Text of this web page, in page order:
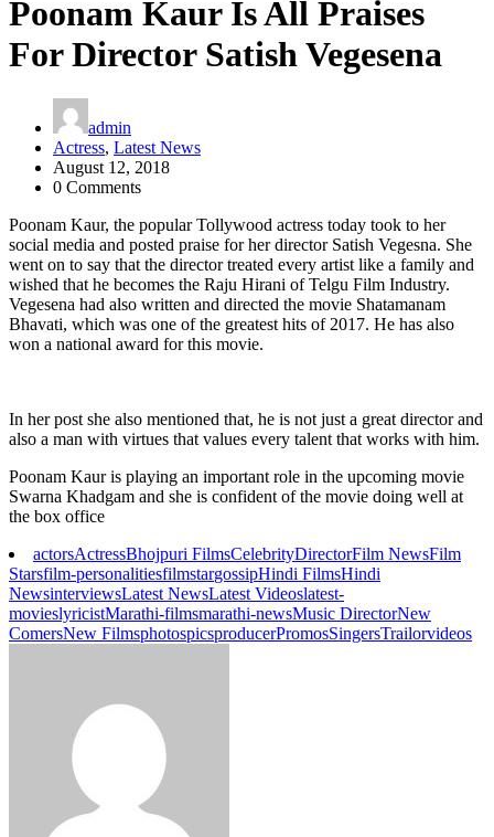
Poonam Kaur Is All Praises
For Director Satish Vegesena
admin
Actress, Latest News
August 12, 2018
0 Comments
Poonam Kaur, the popular Tollywood actress today took to her
social media and posted praise for her director Satish Vegesna. She
went on to say that the director treated every artist like a family and
wished that he becomes the Raju Hirani of Telgu Film Industry.
Vegesena had also written and directed the movie Shatamanam
Bhavati, which was one of the greatest hits of 2017. He has also
won a national award for this movie.
In her post she also mentioned that, he is not just a great director and
also a man with virtues that values every talent that works with him.
Poonam Kaur is playing an important role in the upcoming movie
Swarna Khadgam and she is confident of the movie doing well at
the box office
actorsActressBhojpuri FilmsCelebrityDirectorFilm NewsFilm
Starsfilm-personalitiesfilmstargossipHindi FilmsHindi
NewsinterviewsLatest NewsLatest Videoslatest-
movieslyricistMarathi-filmsmarathi-newsMusic DirectorNew
ComersNew FilmsphotospicsproducerPromosSingersTrailorvideos